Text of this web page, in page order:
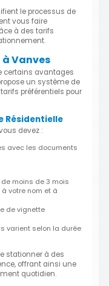
le processus de
vous faire
à des tarifs
Vanves
certains avantages
un système de
préférentiels pour
Résidentielle
devez :
avec les documents
moins de 3 mois
votre nom et à
de vignette
varient selon la durée
stationner à des
offrant ainsi une
quotidien.